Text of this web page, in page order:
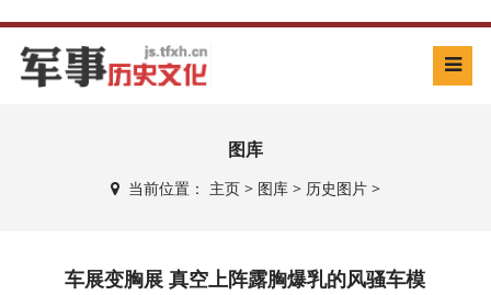
图库
当前位置： 主页> 图库> 历史图片>
车展变胸展 真空上阵露胸爆乳的风骚车模